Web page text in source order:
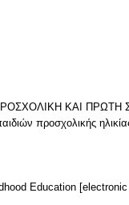
ΚΑΙ ΠΡΩΤΗ
προσχολικής
Education